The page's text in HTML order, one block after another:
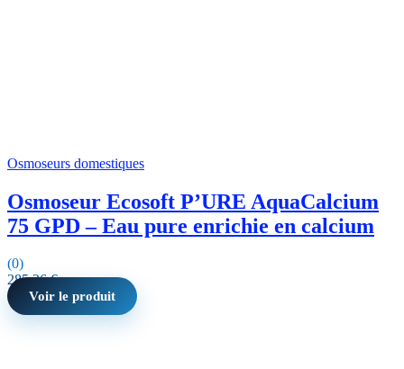
Osmoseurs domestiques
Osmoseur Ecosoft P’URE AquaCalcium
75 GPD – Eau pure enrichie en calcium
(0)
285,26€
Voir le produit